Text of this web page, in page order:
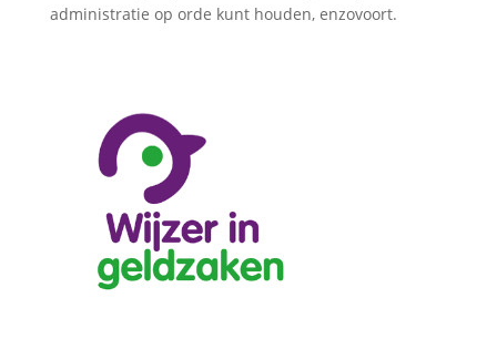
administratie op orde kunt houden, enzovoort.